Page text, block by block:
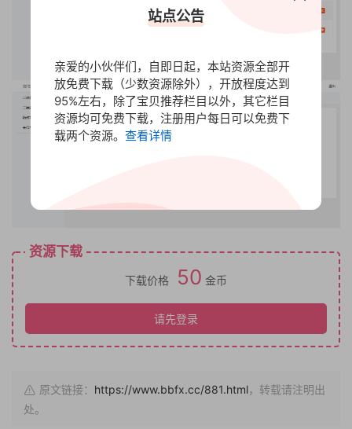
资源下载
下载价格 50 金币
请先登录
原文链接： https://www.bbfx.cc/881.html，转载请注明出
处。
站点公告
亲爱的小伙伴们，自即日起，本站资源全部开
放免费下载（少数资源除外），开放程度达到
95%左右，除了宝贝推荐栏目以外，其它栏目
资源均可免费下载，注册用户每日可以免费下
载两个资源。 查看详情